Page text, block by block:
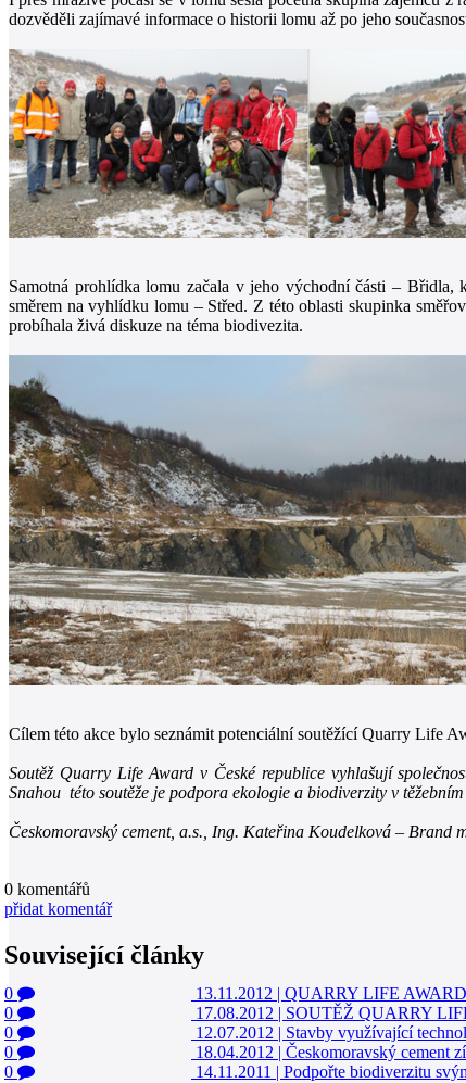
dozvěděli zajímavé informace o historii lomu až po jeho
Samotná prohlídka lomu začala v jeho východní části – Břidla,
směrem na vyhlídku lomu – Střed. Z této oblasti skupinka
probíhala živá diskuze na téma biodivezita.
Cílem této akce bylo seznámit potenciální soutěžící Quarry Life
Soutěž Quarry Life Award v České republice vyhlašují
Snahou této soutěže je podpora ekologie a biodiverzity v
Českomoravský cement, a.s., Ing. Kateřina Koudelková – Brand
0 komentářů
přidat komentář
Související články
0 13.11.2012 | QUARRY LIFE AWARD:
0
17.08.2012 | SOUTĚŽ QUARRY
0
12.07.2012 | Stavby využívající
0
18.04.2012 | Českomoravský cement
0
14.11.2011 | Podpořte biodiverzitu